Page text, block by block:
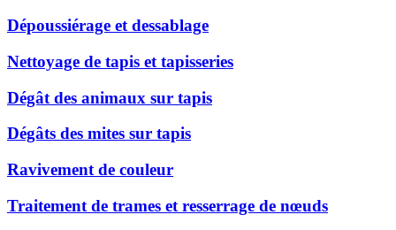
Dépoussiérage et dessablage
Nettoyage de tapis et tapisseries
Dégât des animaux sur tapis
Dégâts des mites sur tapis
Ravivement de couleur
Traitement de trames et resserrage de nœuds